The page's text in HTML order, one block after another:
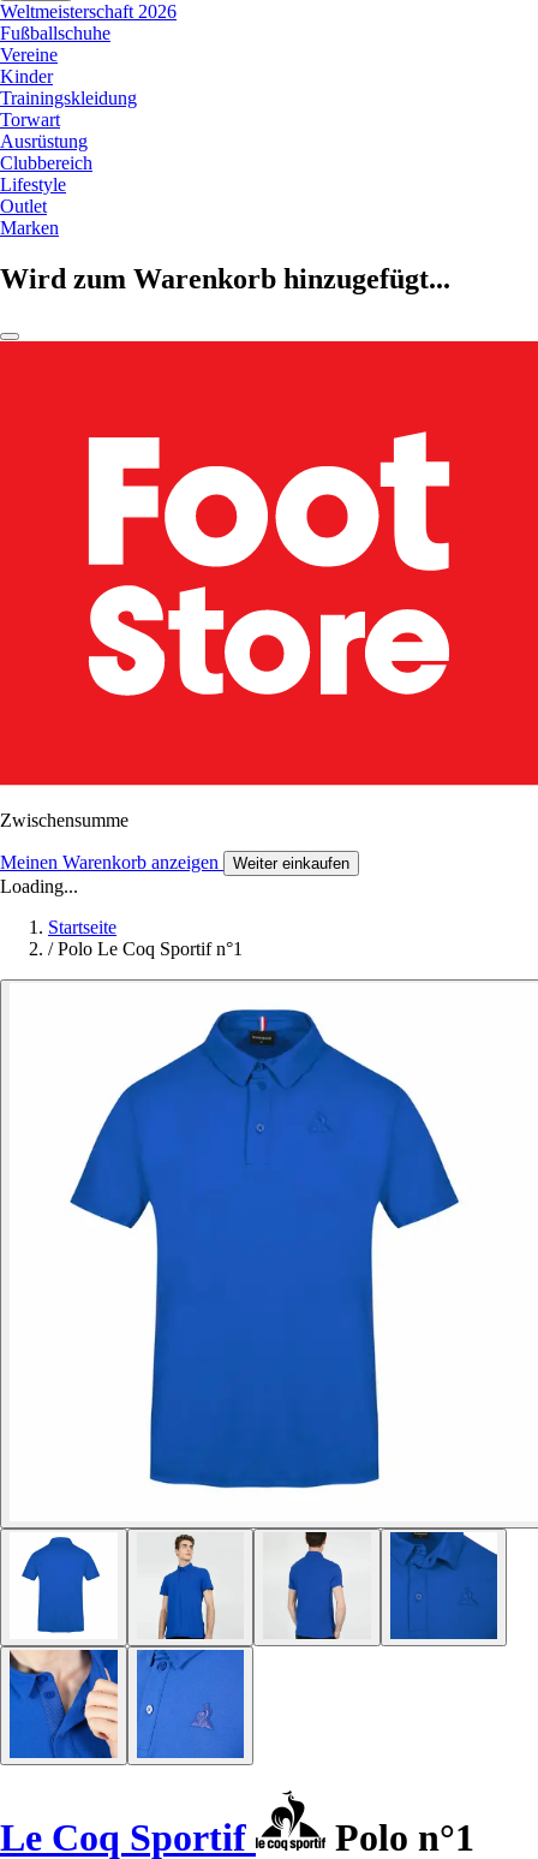
Weltmeisterschaft 2026
Fußballschuhe
Vereine
Kinder
Trainingskleidung
Torwart
Ausrüstung
Clubbereich
Lifestyle
Outlet
Marken
Wird zum Warenkorb hinzugefügt...
Zwischensumme
Meinen Warenkorb anzeigen Weiter einkaufen
Loading...
Startseite
/ Polo Le Coq Sportif n°1
Le Coq Sportif Polo n°1